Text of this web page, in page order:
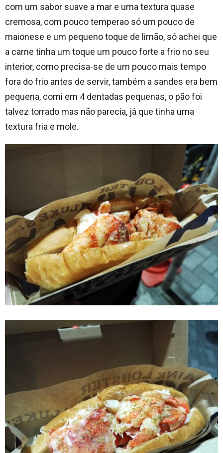
com um sabor suave a mar e uma textura quase
cremosa, com pouco temperao só um pouco de
maionese e um pequeno toque de limão, só achei que
a carne tinha um toque um pouco forte a frio no seu
interior, como precisa-se de um pouco mais tempo
fora do frio antes de servir, também a sandes era bem
pequena, comi em 4 dentadas pequenas, o pão foi
talvez torrado mas não parecia, já que tinha uma
textura fria e mole.